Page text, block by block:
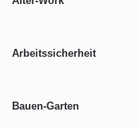
Arbeitssicherheit
Bauen-Garten